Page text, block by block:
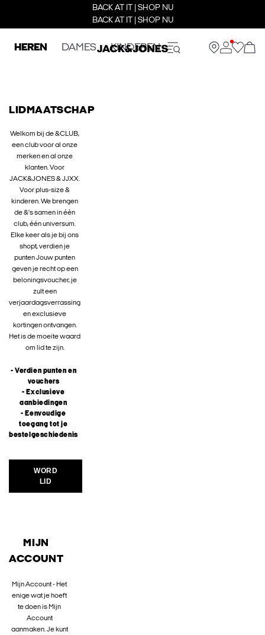
BACK AT IT | SHOP NU
BACK AT IT | SHOP NU
HEREN DAMES KINDEREN
LIDMAATSCHAP
Welkom bij de &CLUB,
een club voor al onze
merken en al onze
klanten. Voor
JACK&JONES & JJXX.
Voor plus-size &
kinderen. We brengen
de &'s samen in één
club, één universum.
Elke keer als je bij ons
shopt, verdien je
punten Jouw punten
geven je recht op een
beloningsvoucher, je
zult een
verjaardagsverrassing
en exclusieve
kortingen ontvangen.
Het is de moeite waard
om lid te zijn.
- Verdien punten en
vouchers
- Exclusieve
aanbiedingen
- Eenvoudige
toegang tot je
bestelgeschiedenis
WORD
LID
MIJN
ACCOUNT
Mijn Account - Het
enige wat je hoeft
te doen is Mijn
Account
aanmaken. Je kunt